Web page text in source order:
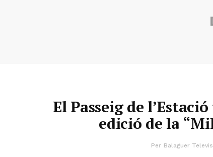
El Passeig de
edició de la
Per Balaguer